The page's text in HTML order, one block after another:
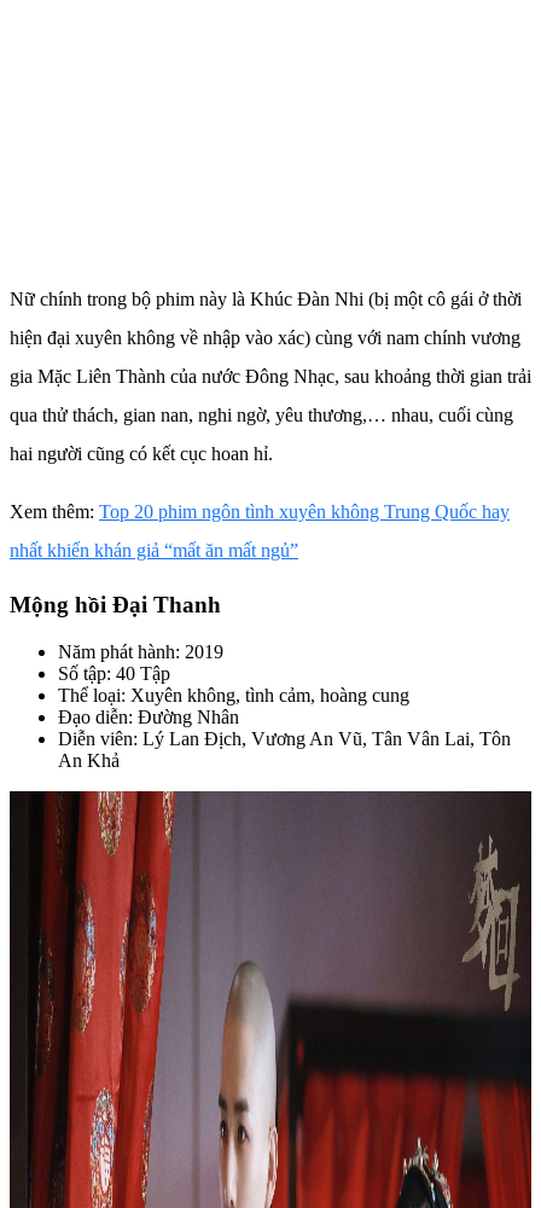
Nữ chính trong bộ phim này là Khúc Đàn Nhi (bị một cô gái ở thời
hiện đại xuyên không về nhập vào xác) cùng với nam chính vương
gia Mặc Liên Thành của nước Đông Nhạc, sau khoảng thời gian trải
qua thử thách, gian nan, nghi ngờ, yêu thương,… nhau, cuối cùng
hai người cũng có kết cục hoan hỉ.
Xem thêm: Top 20 phim ngôn tình xuyên không Trung Quốc hay
nhất khiến khán giả “mất ăn mất ngủ”
Mộng hồi Đại Thanh
Năm phát hành: 2019
Số tập: 40 Tập
Thể loại: Xuyên không, tình cảm, hoàng cung
Đạo diễn: Đường Nhân
Diễn viên: Lý Lan Địch, Vương An Vũ, Tân Vân Lai, Tôn
An Khả